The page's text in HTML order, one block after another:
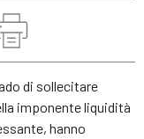
di sollecitare
imponente liquidità
hanno